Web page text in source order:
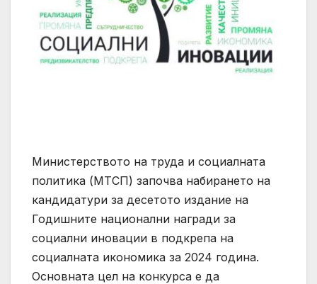
Министерството на труда и социалната
политика (МТСП) започва набирането на
кандидатури за десетото издание на
Годишните национални награди за
социални иновации в подкрепа на
социалната икономика за 2024 година.
Основната цел на конкурса е да